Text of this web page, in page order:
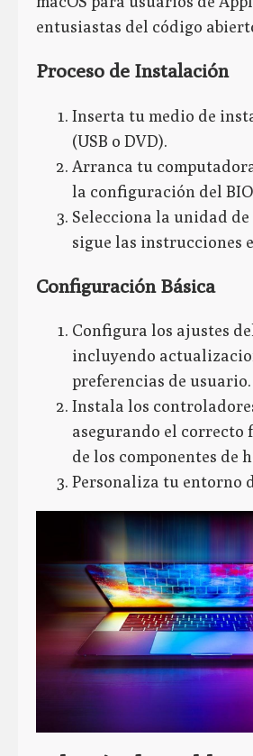
entusiastas del código
Proceso de Instalación
Inserta tu medio de
(USB o DVD).
Arranca tu
la configuración del
Selecciona la unidad
sigue las instrucciones
Configuración Básica
Configura los ajustes
incluyendo
preferencias de usuario.
Instala los
asegurando el correcto
de los componentes de
Personaliza tu entorno